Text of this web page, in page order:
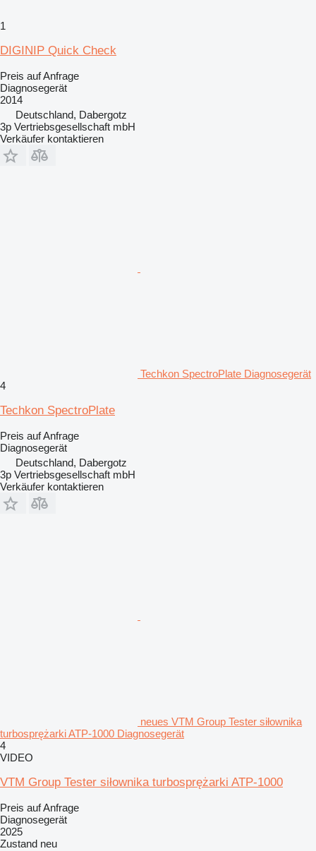
1
DIGINIP Quick Check
Preis auf Anfrage
Diagnosegerät
2014
Deutschland, Dabergotz
3p Vertriebsgesellschaft mbH
Verkäufer kontaktieren
Techkon SpectroPlate Diagnosegerät
4
Techkon SpectroPlate
Preis auf Anfrage
Diagnosegerät
Deutschland, Dabergotz
3p Vertriebsgesellschaft mbH
Verkäufer kontaktieren
neues VTM Group Tester siłownika
turbosprężarki ATP-1000 Diagnosegerät
4
VIDEO
VTM Group Tester siłownika turbosprężarki ATP-1000
Preis auf Anfrage
Diagnosegerät
2025
Zustand neu